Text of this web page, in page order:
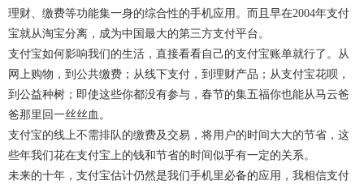
理财、缴费等功能集一身的综合性的手机应用。而且早在2004年支付
宝就从淘宝分离，成为中国最大的第三方支付平台。
支付宝如何影响我们的生活，直接看看自己的支付宝账单就行了。从
网上购物，到公共缴费；从线下支付，到理财产品；从支付宝花呗，
到公益种树；即使这些你都没有参与，春节的集五福你也能从马云爸
爸那里回一丝丝血。
支付宝的线上不需排队的缴费及交易，将用户的时间大大的节省，这
些年我们花在支付宝上的钱和节省的时间似乎有一定的关系。
未来的十年，支付宝估计仍然是我们手机里必备的应用，我相信支付